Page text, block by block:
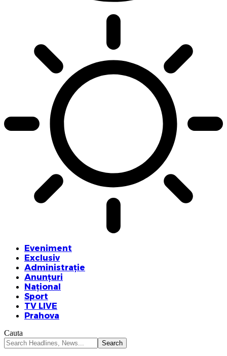
Eveniment
Exclusiv
Administrație
Anunțuri
Național
Sport
TV LIVE
Prahova
Cauta